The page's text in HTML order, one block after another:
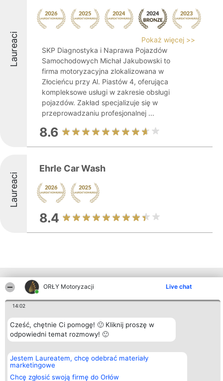
ORŁY Motoryzacji Live chat
14:02
Cześć, chętnie Ci pomogę! 🙂 Kliknij proszę w
odpowiedni temat rozmowy! 🙂
Jestem Laureatem, chcę odebrać materiały
marketingowe
Chcę zgłosić swoją firmę do Orłów
Laureaci
Pokaż więcej >>
SKP Diagnostyka i Naprawa Pojazdów
Samochodowych Michał Jakubowski to
firma motoryzacyjna zlokalizowana w
Złocieńcu przy Al. Piastów 4, oferująca
kompleksowe usługi w zakresie obsługi
pojazdów. Zakład specjalizuje się w
przeprowadzaniu profesjonalnej ...
8.6
Laureaci
Ehrle Car Wash
8.4
Inne firmy z województwa
Organizator plebiscytu
Bright Side Solutions sp. z o.
o. sp. k.
ul. Ruska 22
KRS 0000749100 | Regon
381313360 | NIP 8943132676
+48 508 492 400
Plebiscyt
Laureaci
Lista
wszystkich
Zasady
Regulamin
Prywatności
Kontakt
Kontakt